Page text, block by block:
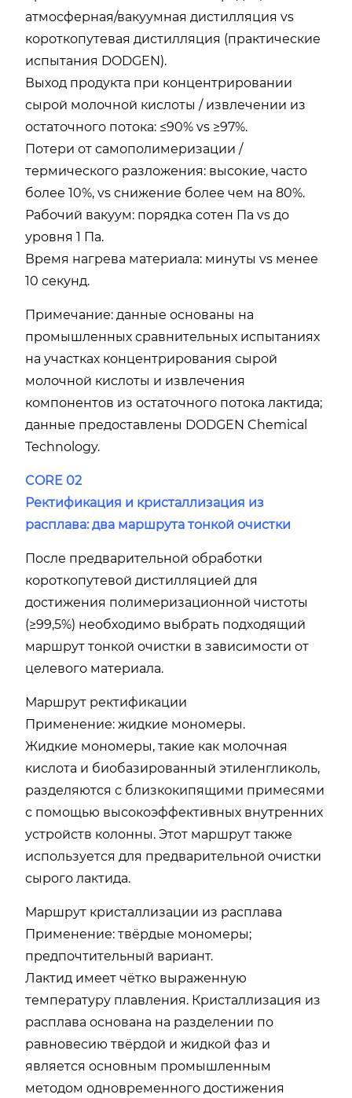
атмосферная/вакуумная дистилляция vs
короткопутевая дистилляция (практические
испытания DODGEN).
Выход продукта при концентрировании
сырой молочной кислоты / извлечении из
остаточного потока: ≤90% vs ≥97%.
Потери от самополимеризации /
термического разложения: высокие, часто
более 10%, vs снижение более чем на 80%.
Рабочий вакуум: порядка сотен Па vs до
уровня 1 Па.
Время нагрева материала: минуты vs менее
10 секунд.
Примечание: данные основаны на
промышленных сравнительных испытаниях
на участках концентрирования сырой
молочной кислоты и извлечения
компонентов из остаточного потока лактида;
данные предоставлены DODGEN Chemical
Technology.
CORE 02
Ректификация и кристаллизация из
расплава: два маршрута тонкой очистки
После предварительной обработки
короткопутевой дистилляцией для
достижения полимеризационной чистоты
(≥99,5%) необходимо выбрать подходящий
маршрут тонкой очистки в зависимости от
целевого материала.
Маршрут ректификации
Применение: жидкие мономеры.
Жидкие мономеры, такие как молочная
кислота и биобазированный этиленгликоль,
разделяются с близкокипящими примесями
с помощью высокоэффективных внутренних
устройств колонны. Этот маршрут также
используется для предварительной очистки
сырого лактида.
Маршрут кристаллизации из расплава
Применение: твёрдые мономеры;
предпочтительный вариант.
Лактид имеет чётко выраженную
температуру плавления. Кристаллизация из
расплава основана на разделении по
равновесию твёрдой и жидкой фаз и
является основным промышленным
методом одновременного достижения